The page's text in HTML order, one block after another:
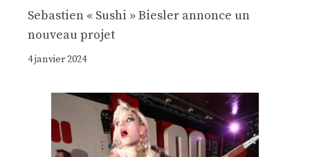
Sebastien « Sushi » Biesler annonce un
nouveau projet
4 janvier 2024